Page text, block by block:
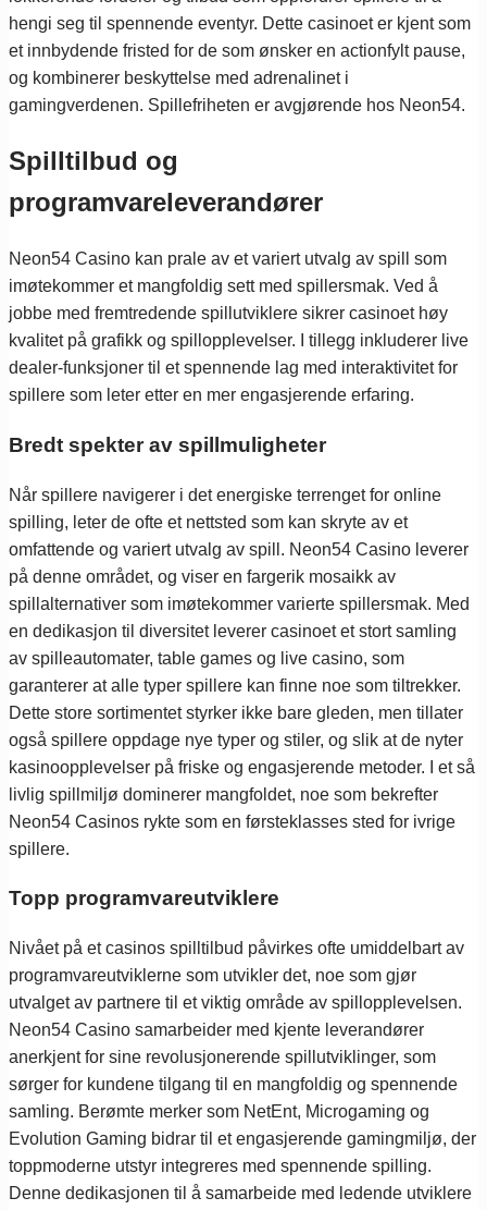
hengi seg til spennende eventyr. Dette casinoet er kjent som
et innbydende fristed for de som ønsker en actionfylt pause,
og kombinerer beskyttelse med adrenalinet i
gamingverdenen. Spillefriheten er avgjørende hos Neon54.
Spilltilbud og
programvareleverandører
Neon54 Casino kan prale av et variert utvalg av spill som
imøtekommer et mangfoldig sett med spillersmak. Ved å
jobbe med fremtredende spillutviklere sikrer casinoet høy
kvalitet på grafikk og spillopplevelser. I tillegg inkluderer live
dealer-funksjoner til et spennende lag med interaktivitet for
spillere som leter etter en mer engasjerende erfaring.
Bredt spekter av spillmuligheter
Når spillere navigerer i det energiske terrenget for online
spilling, leter de ofte et nettsted som kan skryte av et
omfattende og variert utvalg av spill. Neon54 Casino leverer
på denne området, og viser en fargerik mosaikk av
spillalternativer som imøtekommer varierte spillersmak. Med
en dedikasjon til diversitet leverer casinoet et stort samling
av spilleautomater, table games og live casino, som
garanterer at alle typer spillere kan finne noe som tiltrekker.
Dette store sortimentet styrker ikke bare gleden, men tillater
også spillere oppdage nye typer og stiler, og slik at de nyter
kasinoopplevelser på friske og engasjerende metoder. I et så
livlig spillmiljø dominerer mangfoldet, noe som bekrefter
Neon54 Casinos rykte som en førsteklasses sted for ivrige
spillere.
Topp programvareutviklere
Nivået på et casinos spilltilbud påvirkes ofte umiddelbart av
programvareutviklerne som utvikler det, noe som gjør
utvalget av partnere til et viktig område av spillopplevelsen.
Neon54 Casino samarbeider med kjente leverandører
anerkjent for sine revolusjonerende spillutviklinger, som
sørger for kundene tilgang til en mangfoldig og spennende
samling. Berømte merker som NetEnt, Microgaming og
Evolution Gaming bidrar til et engasjerende gamingmiljø, der
toppmoderne utstyr integreres med spennende spilling.
Denne dedikasjonen til å samarbeide med ledende utviklere